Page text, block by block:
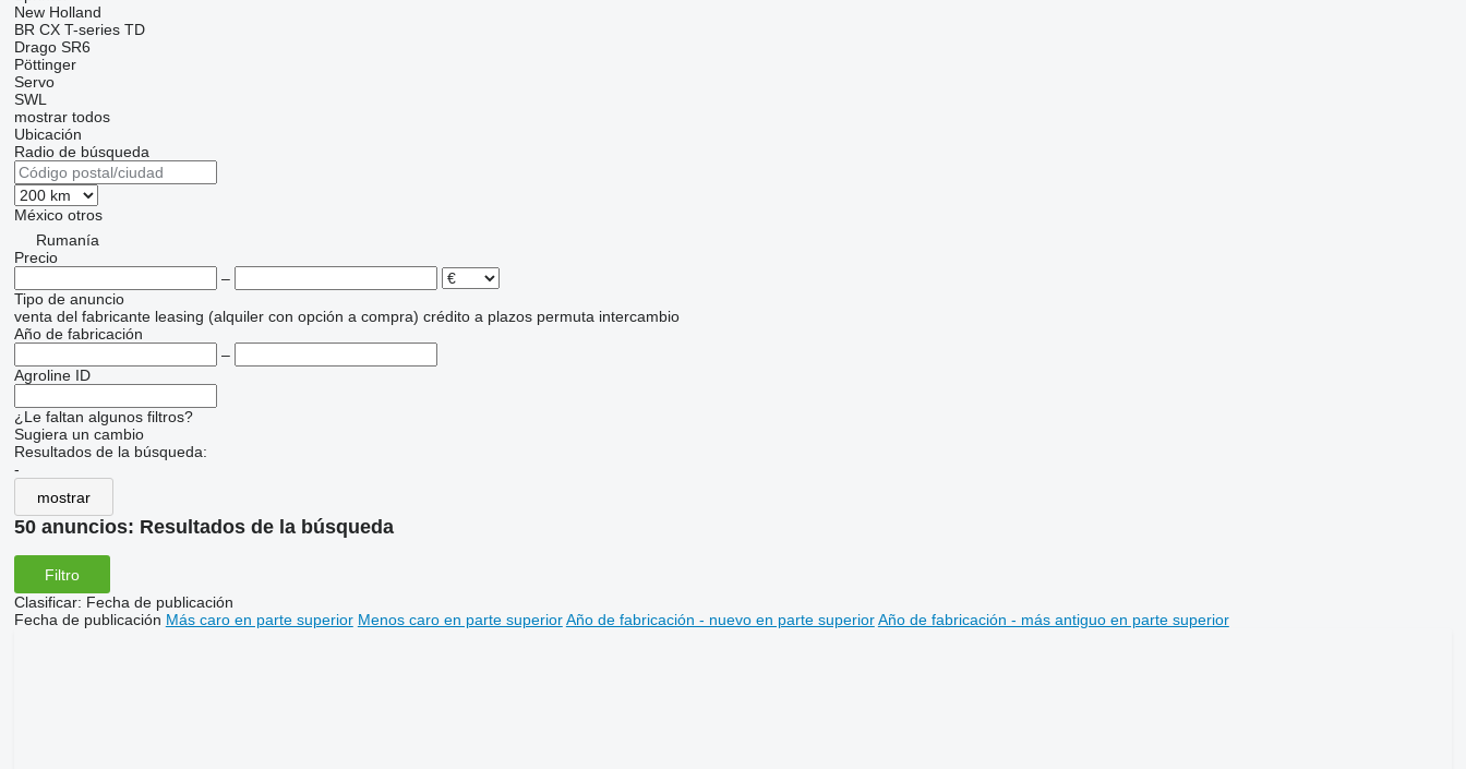
New Holland
BR CX T-series TD
Drago SR6
Pöttinger
Servo
SWL
mostrar todos
Ubicación
Radio de búsqueda
México otros
Rumanía
Precio
–
Tipo de anuncio
venta del fabricante leasing (alquiler con opción a compra) crédito a plazos permuta intercambio
Año de fabricación
–
Agroline ID
¿Le faltan algunos filtros?
Sugiera un cambio
Resultados de la búsqueda:
-
mostrar
50 anuncios: Resultados de la búsqueda
Filtro
Clasificar: Fecha de publicación
Fecha de publicación Más caro en parte superior Menos caro en parte superior Año de fabricación - nuevo en parte superior Año de fabricación - más antiguo en parte superior